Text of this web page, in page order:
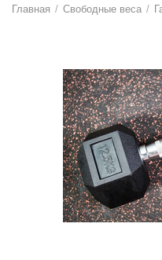
Главная / Свободные веса /